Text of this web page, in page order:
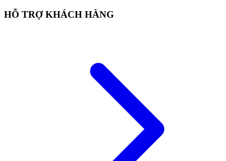
HỖ TRỢ KHÁCH HÀNG